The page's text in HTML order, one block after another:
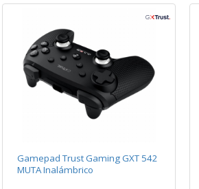
Gamepad Trust Gaming GXT 542
MUTA Inalámbrico